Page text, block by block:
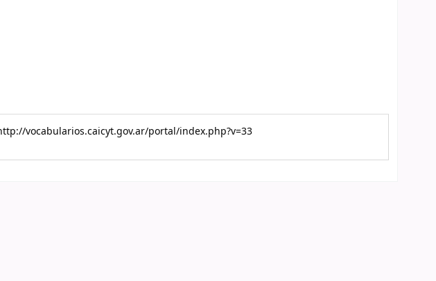
vocabularios.caicyt.gov.ar/portal/index.php?v=33